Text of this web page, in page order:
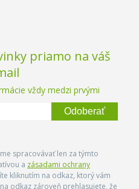
priamo na váš
vždy medzi prvými
Odoberať
spracovávať len za týmto
a zásadami ochrany
kliknutím na odkaz, ktorý vám
odkaz zároveň prehlasujete, že